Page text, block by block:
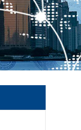
发言人制度
术自律制度
会发展规划